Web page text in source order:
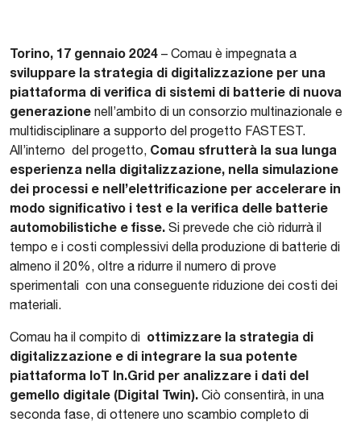
Torino, 17 gennaio 2024 – Comau è impegnata a
sviluppare la strategia di digitalizzazione per una
piattaforma di verifica di sistemi di batterie di nuova
generazione nell’ambito di un consorzio multinazionale e
multidisciplinare a supporto del progetto FASTEST.
All’interno del progetto, Comau sfrutterà la sua lunga
esperienza nella digitalizzazione, nella simulazione
dei processi e nell’elettrificazione per accelerare in
modo significativo i test e la verifica delle batterie
automobilistiche e fisse. Si prevede che ciò ridurrà il
tempo e i costi complessivi della produzione di batterie di
almeno il 20%, oltre a ridurre il numero di prove
sperimentali con una conseguente riduzione dei costi dei
materiali.
Comau ha il compito di ottimizzare la strategia di
digitalizzazione e di integrare la sua potente
piattaforma IoT In.Grid per analizzare i dati del
gemello digitale (Digital Twin). Ciò consentirà, in una
seconda fase, di ottenere uno scambio completo di